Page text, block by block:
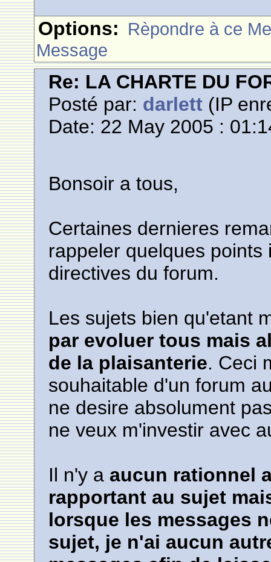
Options: Rèpondre à ce
Message
Re: LA CHARTE DU
Posté par: darlett (IP
Date: 22 May 2005 :
Bonsoir a tous,
Certaines dernieres
rappeler quelques
directives du forum.
Les sujets bien qu'etant
par evoluer tous mais
de la plaisanterie. Ceci
souhaitable d'un forum
ne desire absolument
ne veux m'investir avec
Il n'y a aucun rationnel
rapportant au sujet
lorsque les messages
sujet, je n'ai aucun